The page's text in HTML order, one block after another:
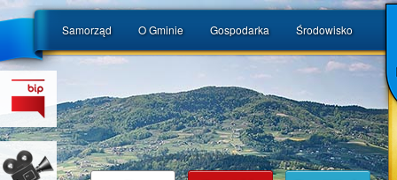
Samorząd O Gminie Gospodarka Środowisko